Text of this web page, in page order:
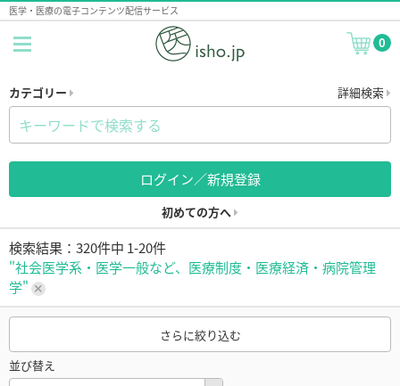
医学・医療の電子コンテンツ配信サービス
0
カテゴリー 詳細検索
ログイン／新規登録
初めての方へ
検索結果：320件中 1-20件
"社会医学系・医学一般など、医療制度・医療経済・病院管理
学"
さらに絞り込む
並び替え